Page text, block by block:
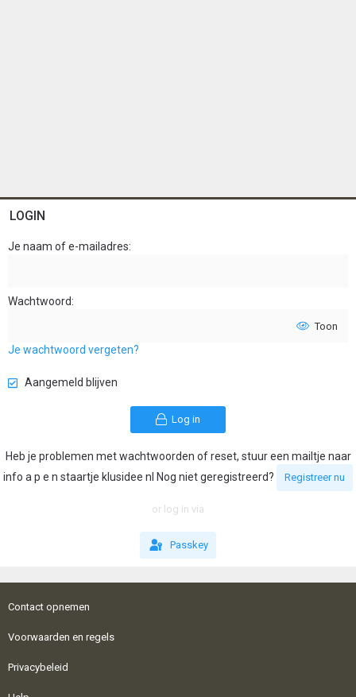
LOGIN
Je naam of e-mailadres
Wachtwoord
Toon
Je wachtwoord vergeten?
Aangemeld blijven
Log in
Heb je problemen met wachtwoorden of reset, stuur een mailtje naar
info a p e n staartje klusidee nl Nog niet geregistreerd?
Registreer nu
or log in via
Passkey
Contact opnemen
Voorwaarden en regels
Privacybeleid